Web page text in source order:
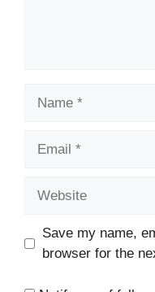
Save my name,
browser for the